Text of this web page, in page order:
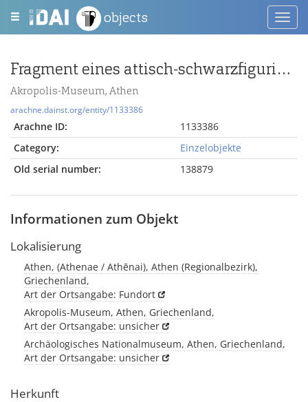
objects
Fragment eines attisch-schwarzfigurigen Tellers mit Amazonomachie
Akropolis-Museum, Athen
arachne.dainst.org/entity/1133386
Arachne ID:
1133386
Category:
Einzelobjekte
Old serial number:
138879
Informationen zum Objekt
Lokalisierung
Athen, (Athenae / Athēnai), Athen (Regionalbezirk),
Griechenland,
Art der Ortsangabe: Fundort
Akropolis-Museum, Athen, Griechenland,
Art der Ortsangabe: unsicher
Archäologisches Nationalmuseum, Athen, Griechenland,
Art der Ortsangabe: unsicher
Herkunft